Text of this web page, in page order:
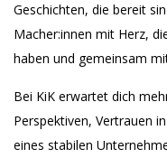
Geschichten, die bereit
Macher:innen mit Herz,
haben und gemeinsam
Bei KiK erwartet dich
Perspektiven, Vertrauen
eines stabilen